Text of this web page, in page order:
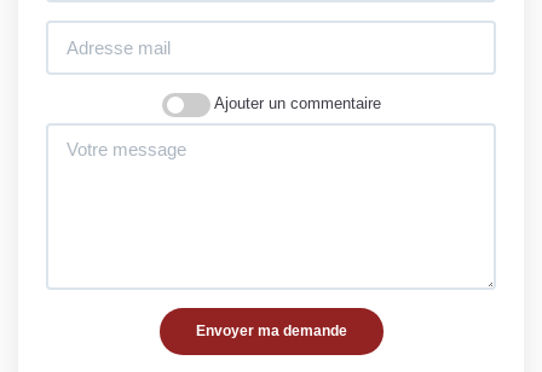
Ajouter un commentaire
Envoyer ma demande